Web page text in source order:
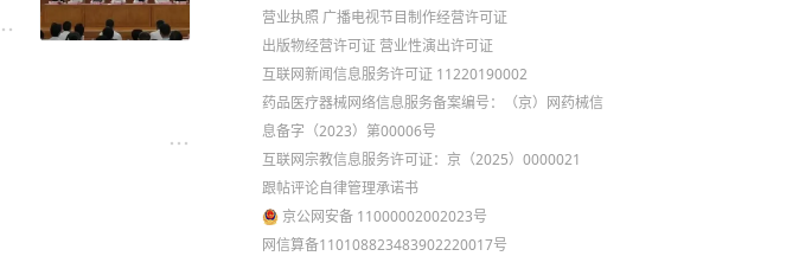
营业执照 广播电视节目制作经营许可证
出版物经营许可证 营业性演出许可证
互联网新闻信息服务许可证 11220190002
药品医疗器械网络信息服务备案编号：（京）网药械信
息备字（2023）第00006号
互联网宗教信息服务许可证：京（2025）0000021
跟帖评论自律管理承诺书
京公网安备 11000002002023号
网信算备110108823483902220017号